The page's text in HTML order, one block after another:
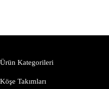
Ürün Kategorileri
Köşe Takımları